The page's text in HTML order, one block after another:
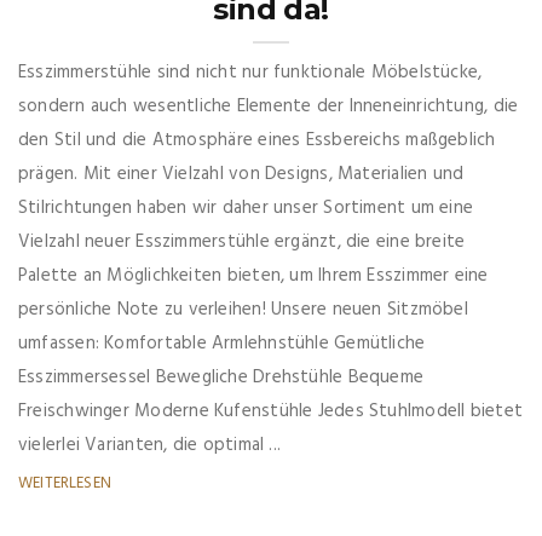
sind da!
Esszimmerstühle sind nicht nur funktionale Möbelstücke,
sondern auch wesentliche Elemente der Inneneinrichtung, die
den Stil und die Atmosphäre eines Essbereichs maßgeblich
prägen. Mit einer Vielzahl von Designs, Materialien und
Stilrichtungen haben wir daher unser Sortiment um eine
Vielzahl neuer Esszimmerstühle ergänzt, die eine breite
Palette an Möglichkeiten bieten, um Ihrem Esszimmer eine
persönliche Note zu verleihen! Unsere neuen Sitzmöbel
umfassen: Komfortable Armlehnstühle Gemütliche
Esszimmersessel Bewegliche Drehstühle Bequeme
Freischwinger Moderne Kufenstühle Jedes Stuhlmodell bietet
vielerlei Varianten, die optimal ...
WEITERLESEN